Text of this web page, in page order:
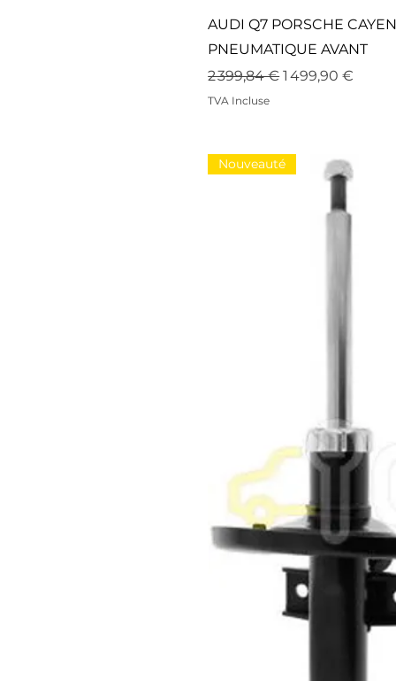
AUDI Q7 PORSCHE
PNEUMATIQUE AVANT
Prix original
2 399,84 € Prix
1 499,90 €
TVA Incluse
Nouveauté